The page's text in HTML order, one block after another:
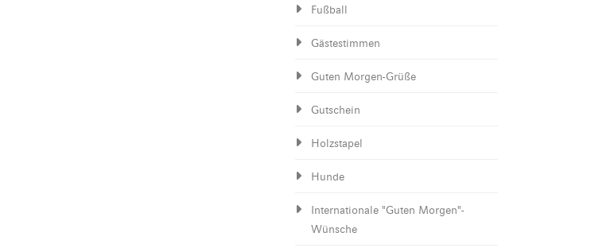
Fußball
Gästestimmen
Guten Morgen-Grüße
Gutschein
Holzstapel
Hunde
Internationale "Guten Morgen"-
Wünsche